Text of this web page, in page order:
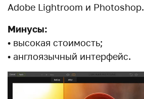
Adobe Lightroom и Photoshop.
Минусы:
• высокая стоимость;
• англоязычный интерфейс.